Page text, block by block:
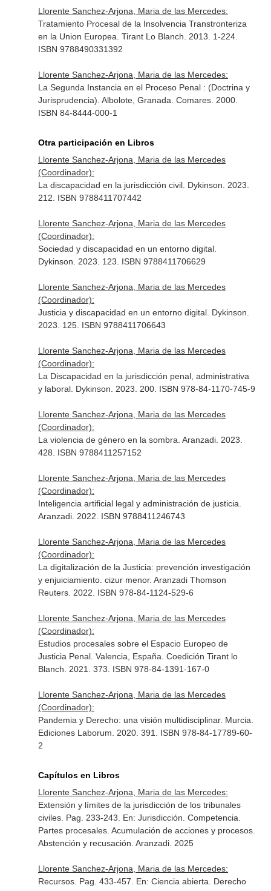
Llorente Sanchez-Arjona, Maria de las Mercedes:
Tratamiento Procesal de la Insolvencia Transtronteriza
en la Union Europea. Tirant Lo Blanch. 2013. 1-224.
ISBN 9788490331392
Llorente Sanchez-Arjona, Maria de las Mercedes:
La Segunda Instancia en el Proceso Penal : (Doctrina y
Jurisprudencia). Albolote, Granada. Comares. 2000.
ISBN 84-8444-000-1
Otra participación en Libros
Llorente Sanchez-Arjona, Maria de las Mercedes
(Coordinador):
La discapacidad en la jurisdicción civil. Dykinson. 2023.
212. ISBN 9788411707442
Llorente Sanchez-Arjona, Maria de las Mercedes
(Coordinador):
Sociedad y discapacidad en un entorno digital.
Dykinson. 2023. 123. ISBN 9788411706629
Llorente Sanchez-Arjona, Maria de las Mercedes
(Coordinador):
Justicia y discapacidad en un entorno digital. Dykinson.
2023. 125. ISBN 9788411706643
Llorente Sanchez-Arjona, Maria de las Mercedes
(Coordinador):
La Discapacidad en la jurisdicción penal, administrativa
y laboral. Dykinson. 2023. 200. ISBN 978-84-1170-745-9
Llorente Sanchez-Arjona, Maria de las Mercedes
(Coordinador):
La violencia de género en la sombra. Aranzadi. 2023.
428. ISBN 9788411257152
Llorente Sanchez-Arjona, Maria de las Mercedes
(Coordinador):
Inteligencia artificial legal y administración de justicia.
Aranzadi. 2022. ISBN 9788411246743
Llorente Sanchez-Arjona, Maria de las Mercedes
(Coordinador):
La digitalización de la Justicia: prevención investigación
y enjuiciamiento. cizur menor. Aranzadi Thomson
Reuters. 2022. ISBN 978-84-1124-529-6
Llorente Sanchez-Arjona, Maria de las Mercedes
(Coordinador):
Estudios procesales sobre el Espacio Europeo de
Justicia Penal. Valencia, España. Coedición Tirant lo
Blanch. 2021. 373. ISBN 978-84-1391-167-0
Llorente Sanchez-Arjona, Maria de las Mercedes
(Coordinador):
Pandemia y Derecho: una visión multidisciplinar. Murcia.
Ediciones Laborum. 2020. 391. ISBN 978-84-17789-60-
2
Capítulos en Libros
Llorente Sanchez-Arjona, Maria de las Mercedes:
Extensión y límites de la jurisdicción de los tribunales
civiles. Pag. 233-243. En: Jurisdicción. Competencia.
Partes procesales. Acumulación de acciones y procesos.
Abstención y recusación . Aranzadi. 2025
Llorente Sanchez-Arjona, Maria de las Mercedes:
Recursos. Pag. 433-457. En: Ciencia abierta. Derecho